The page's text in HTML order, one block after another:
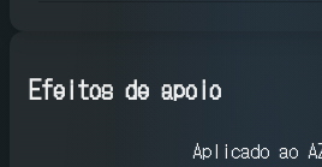
Efeitos de apoio
Aplicado ao